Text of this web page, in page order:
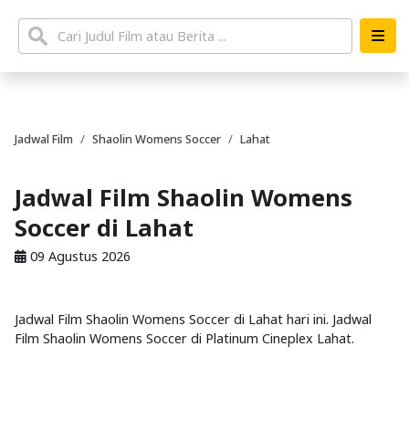
Jadwal Film Shaolin Womens Soccer Lahat
Jadwal Film Shaolin Womens
Soccer di Lahat
09 Agustus 2026
Jadwal Film Shaolin Womens Soccer di Lahat hari ini. Jadwal
Film Shaolin Womens Soccer di Platinum Cineplex Lahat.